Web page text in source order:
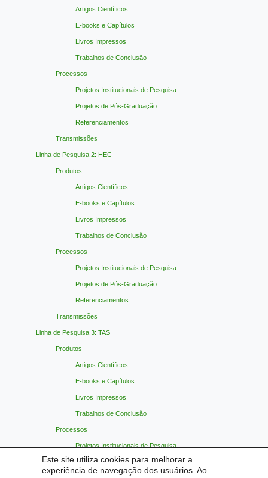
Este site utiliza cookies para melhorar a
experiência de navegação dos usuários. Ao
Artigos Científicos
E-books e Capítulos
Livros Impressos
Trabalhos de Conclusão
Processos
Projetos Institucionais de Pesquisa
Projetos de Pós-Graduação
Referenciamentos
Transmissões
Linha de Pesquisa 2: HEC
Produtos
Artigos Científicos
E-books e Capítulos
Livros Impressos
Trabalhos de Conclusão
Processos
Projetos Institucionais de Pesquisa
Projetos de Pós-Graduação
Referenciamentos
Transmissões
Linha de Pesquisa 3: TAS
Produtos
Artigos Científicos
E-books e Capítulos
Livros Impressos
Trabalhos de Conclusão
Processos
Projetos Institucionais de Pesquisa
Projetos de Pós-Graduação